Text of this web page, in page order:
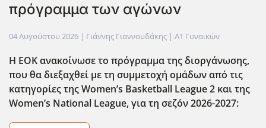
πρόγραμμα των αγώνων
04 Αυγούστου 2026 | Γιάννης Γιαννουδάκης | Α1 Γυναικών
Η ΕΟΚ ανακοίνωσε το πρόγραμμα της διοργάνωσης,
που θα διεξαχθεί με τη συμμετοχή ομάδων από τις
κατηγορίες της Women’s Basketball League2 και της
Women’s National League, για τη σεζόν 2026-2027: